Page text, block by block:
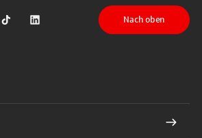
Youtube
auf Instagram
Sparkasse auf TikTok
Sparkasse auf LinkedIn
Nach oben